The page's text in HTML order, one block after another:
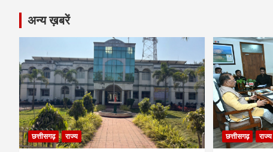
अन्य ख़बरें
छत्तीसगढ़ राज्य छत्तीसगढ़ राज्य